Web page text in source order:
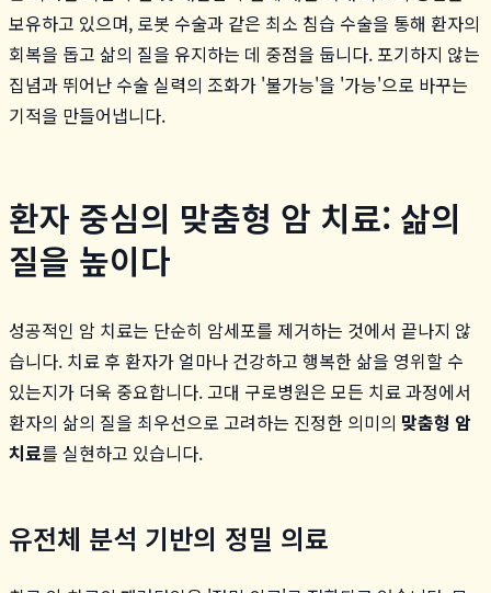
보유하고 있으며, 로봇 수술과 같은 최소 침습 수술을 통해 환자의
회복을 돕고 삶의 질을 유지하는 데 중점을 둡니다. 포기하지 않는
집념과 뛰어난 수술 실력의 조화가 '불가능'을 '가능'으로 바꾸는
기적을 만들어냅니다.
환자 중심의 맞춤형 암 치료: 삶의
질을 높이다
성공적인 암 치료는 단순히 암세포를 제거하는 것에서 끝나지 않
습니다. 치료 후 환자가 얼마나 건강하고 행복한 삶을 영위할 수
있는지가 더욱 중요합니다. 고대 구로병원은 모든 치료 과정에서
환자의 삶의 질을 최우선으로 고려하는 진정한 의미의 맞춤형 암
치료를 실현하고 있습니다.
유전체 분석 기반의 정밀 의료